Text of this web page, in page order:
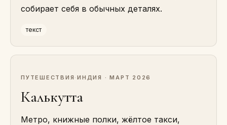
собирает себя в обычных деталях.
текст
ПУТЕШЕСТВИЯ ·ИНДИЯ · МАРТ 2026
Калькутта
Метро, книжные полки, жёлтое такси,